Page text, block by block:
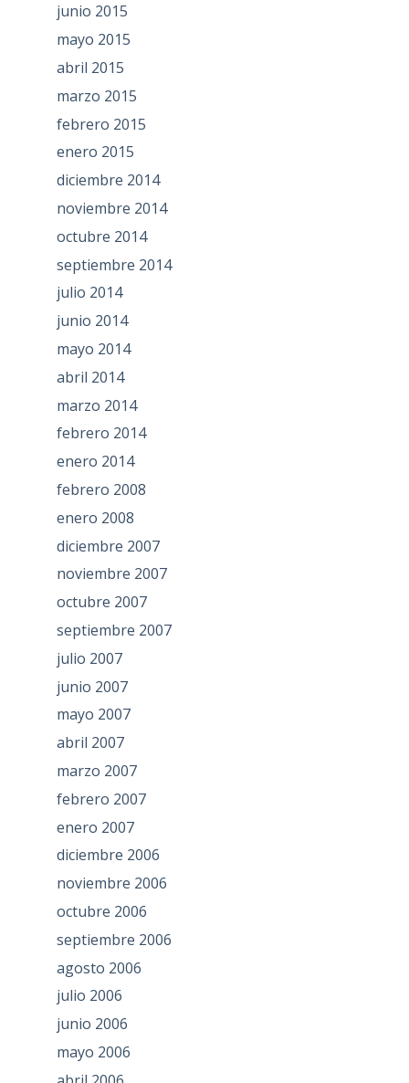
junio 2015
mayo 2015
abril 2015
marzo 2015
febrero 2015
enero 2015
diciembre 2014
noviembre 2014
octubre 2014
septiembre 2014
julio 2014
junio 2014
mayo 2014
abril 2014
marzo 2014
febrero 2014
enero 2014
febrero 2008
enero 2008
diciembre 2007
noviembre 2007
octubre 2007
septiembre 2007
julio 2007
junio 2007
mayo 2007
abril 2007
marzo 2007
febrero 2007
enero 2007
diciembre 2006
noviembre 2006
octubre 2006
septiembre 2006
agosto 2006
julio 2006
junio 2006
mayo 2006